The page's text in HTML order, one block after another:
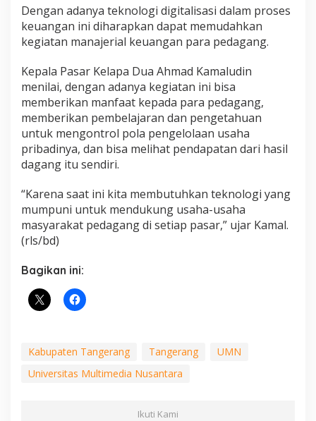
Dengan adanya teknologi digitalisasi dalam proses
keuangan ini diharapkan dapat memudahkan
kegiatan manajerial keuangan para pedagang.
Kepala Pasar Kelapa Dua Ahmad Kamaludin
menilai, dengan adanya kegiatan ini bisa
memberikan manfaat kepada para pedagang,
memberikan pembelajaran dan pengetahuan
untuk mengontrol pola pengelolaan usaha
pribadinya, dan bisa melihat pendapatan dari hasil
dagang itu sendiri.
“Karena saat ini kita membutuhkan teknologi yang
mumpuni untuk mendukung usaha-usaha
masyarakat pedagang di setiap pasar,” ujar Kamal.
(rls/bd)
Bagikan ini:
Kabupaten Tangerang Tangerang
UMN
Universitas Multimedia Nusantara
Ikuti Kami